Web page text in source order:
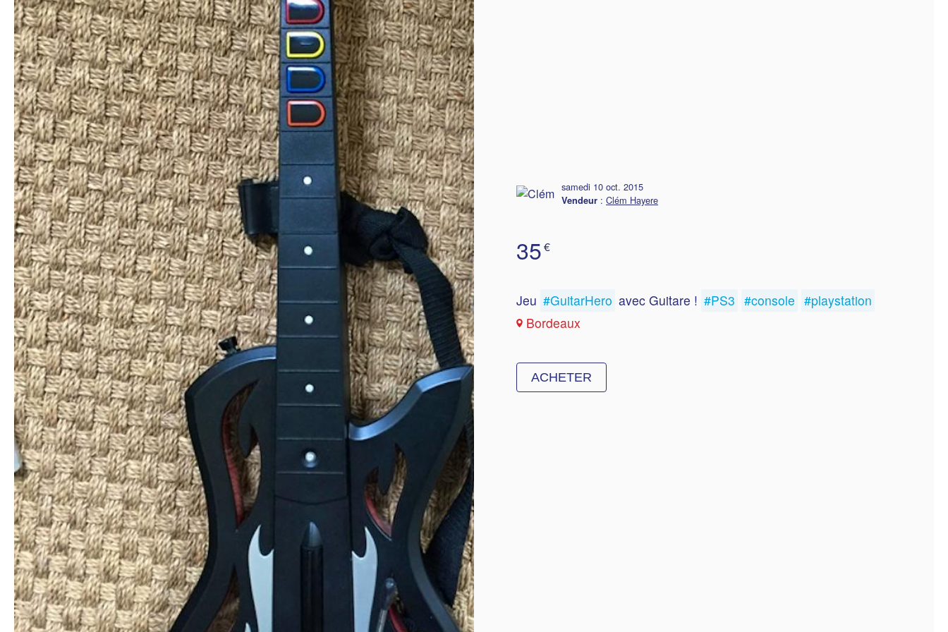
samedi 10 oct. 2015
Vendeur : Clém Hayere
35€
Jeu #GuitarHero avec Guitare ! #PS3 #console #playstation
Bordeaux
ACHETER